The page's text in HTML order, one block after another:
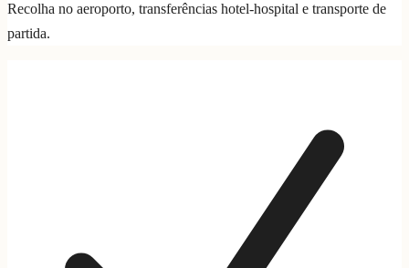
Recolha no aeroporto, transferências hotel-hospital e transporte de
partida.